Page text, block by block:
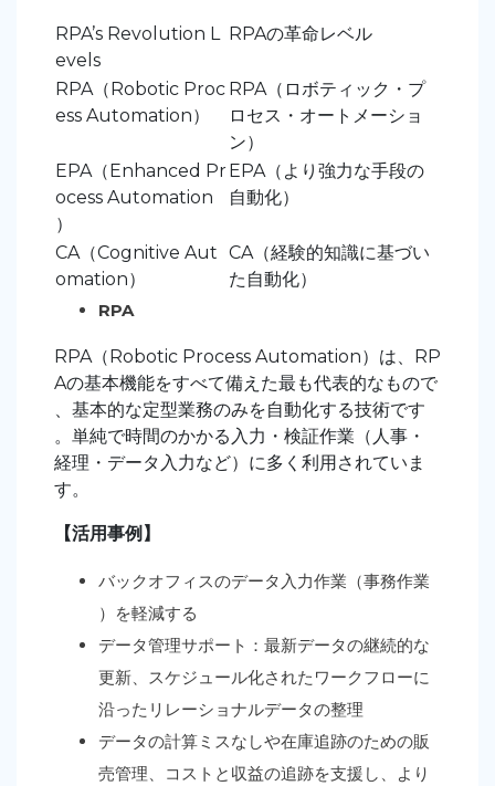
RPA’s Revolution L
evels
RPAの革命レベル
RPA（Robotic Proc
ess Automation）
RPA（ロボティック・プ
ロセス・オートメーショ
ン）
EPA（Enhanced Pr
ocess Automation
）
EPA（より強力な手段の
自動化）
CA（Cognitive Aut
omation）
CA（経験的知識に基づい
た自動化）
RPA
RPA（Robotic Process Automation）は、RP
Aの基本機能をすべて備えた最も代表的なもので
、基本的な定型業務のみを自動化する技術です
。単純で時間のかかる入力・検証作業（人事・
経理・データ入力など）に多く利用されていま
す。
【活用事例】
バックオフィスのデータ入力作業（事務作業
）を軽減する
データ管理サポート：最新データの継続的な
更新、スケジュール化されたワークフローに
沿ったリレーショナルデータの整理
データの計算ミスなしや在庫追跡のための販
売管理、コストと収益の追跡を支援し、より